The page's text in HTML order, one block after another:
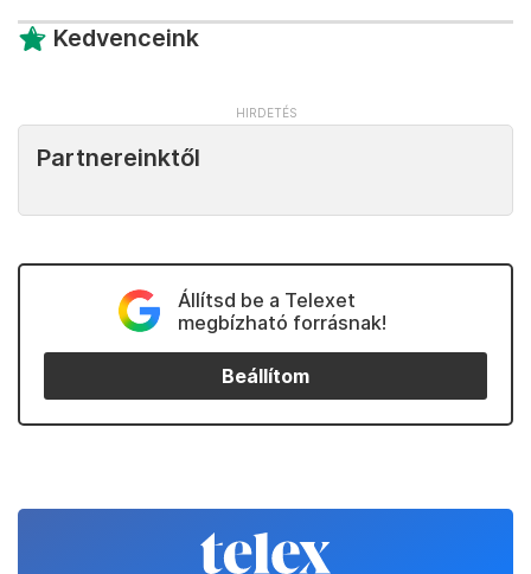
Kedvenceink
Partnereinktől
Állítsd be a Telexet
megbízható forrásnak!
Beállítom